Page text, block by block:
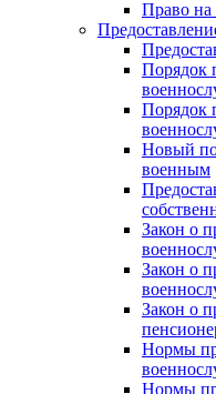
Право на
Порядок
Порядок
Новый
военным
Закон о
Закон о
Закон о
Нормы
Нормы